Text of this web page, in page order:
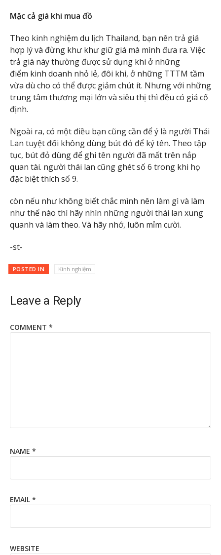
Mặc cả giá khi mua đồ
Theo kinh nghiệm du lịch Thailand, bạn nên trả giá
hợp lý và đừng khư khư giữ giá mà mình đưa ra. Việc
trả giá này thường được sử dụng khi ở những
điểm kinh doanh nhỏ lẻ, đôi khi, ở những TTTM tầm
vừa dù cho có thể được giảm chút ít. Nhưng với những
trung tâm thương mại lớn và siêu thị thì đều có giá cố
định.
Ngoài ra, có một điều bạn cũng cần để ý là người Thái
Lan tuyệt đối không dùng bút đỏ để ký tên. Theo tập
tục, bút đỏ dùng để ghi tên người đã mất trên nắp
quan tài. người thái lan cũng ghét số 6 trong khi họ
đặc biệt thích số 9.
còn nếu như không biết chắc mình nên làm gì và làm
như thế nào thì hãy nhìn những người thái lan xung
quanh và làm theo. Và hãy nhớ, luôn mỉm cười.
-st-
POSTED IN Kinh nghiệm
Leave a Reply
COMMENT *
NAME *
EMAIL *
WEBSITE